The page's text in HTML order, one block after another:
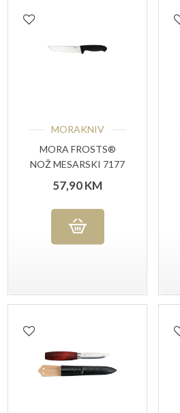
MORAKNIV
MORA FROSTS®
NOŽ MESARSKI 7177
UG
57,90KM